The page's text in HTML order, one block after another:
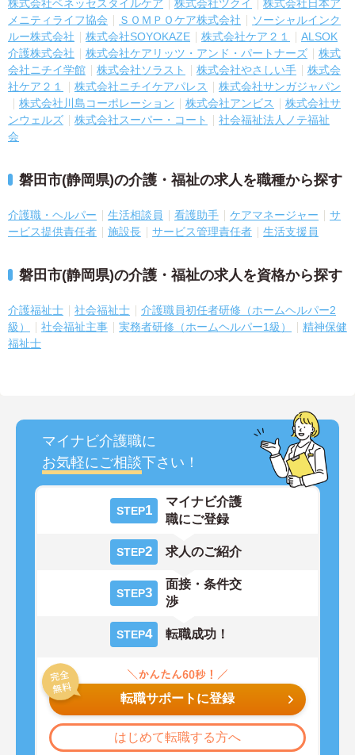
株式会社ベネッセスタイルケア 株式会社ツクイ
株式会社日本ア
メニティライフ協会
ＳＯＭＰＯケア株式会社
ソーシャルインク
ルー株式会社
株式会社SOYOKAZE 株式会社ケア２１
ALSOK
介護株式会社
株式会社ケアリッツ・アンド・パートナーズ
株式
会社ニチイ学館
株式会社ソラスト 株式会社やさしい手
株式会
社ケア２１
株式会社ニチイケアパレス
株式会社サンガジャパン
株式会社川島コーポレーション
株式会社アンビス
株式会社サ
ンウェルズ
株式会社スーパー・コート
社会福祉法人ノテ福祉
会
磐田市(静岡県)の介護・福祉の求人を職種から探す
介護職・ヘルパー 生活相談員 看護助手 ケアマネージャー
サ
ービス提供責任者
施設長 サービス管理責任者 生活支援員
磐田市(静岡県)の介護・福祉の求人を資格から探す
介護福祉士 社会福祉士
介護職員初任者研修（ホームヘルパー2
級）
社会福祉主事 実務者研修（ホームヘルパー1級）
精神保健
福祉士
マイナビ介護職に
お気軽にご相談下さい！
STEP1
マイナビ介護
職にご登録
STEP2 求人のご紹介
STEP3
面接・条件交
渉
STEP4 転職成功！
転職サポートに登録
はじめて転職する方へ